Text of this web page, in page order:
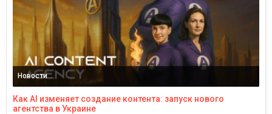
Новости
Как AI изменяет создание контента: запуск нового
агентства в Украине